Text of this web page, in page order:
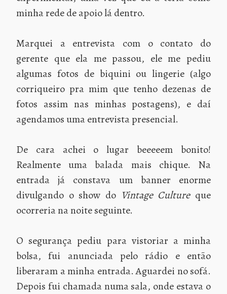
minha rede de apoio lá dentro.
Marquei a entrevista com o contato do
gerente que ela me passou, ele me pediu
algumas fotos de biquini ou lingerie (algo
corriqueiro pra mim que tenho dezenas de
fotos assim nas minhas postagens), e daí
agendamos uma entrevista presencial.
De cara achei o lugar beeeeem bonito!
Realmente uma balada mais chique. Na
entrada já constava um banner enorme
divulgando o show do Vintage Cultureque
ocorreria na noite seguinte.
O segurança pediu para vistoriar a minha
bolsa, fui anunciada pelo rádio e então
liberaram a minha entrada. Aguardei no sofá.
Depois fui chamada numa sala, onde estava o